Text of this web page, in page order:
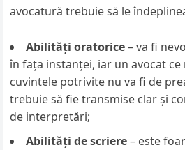
avocatură trebuie să le
Abilități oratorice– va fi
în fața instanței, iar un avocat ce
cuvintele potrivite nu va fi de
trebuie să fie transmise clar și
de interpretări;
Abilități de scriere– este